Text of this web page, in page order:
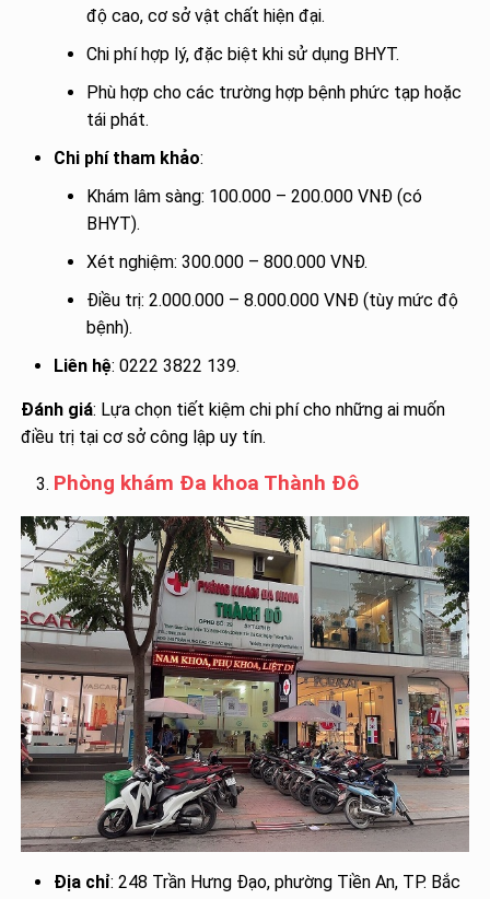
độ cao, cơ sở vật chất hiện đại.
Chi phí hợp lý, đặc biệt khi sử dụng BHYT.
Phù hợp cho các trường hợp bệnh phức tạp hoặc
tái phát.
Chi phí tham khảo:
Khám lâm sàng: 100.000 – 200.000 VNĐ (có
BHYT).
Xét nghiệm: 300.000 – 800.000 VNĐ.
Điều trị: 2.000.000 – 8.000.000 VNĐ (tùy mức độ
bệnh).
Liên hệ: 0222 3822 139.
Đánh giá: Lựa chọn tiết kiệm chi phí cho những ai muốn
điều trị tại cơ sở công lập uy tín.
Phòng khám Đa khoa Thành Đô
Địa chỉ: 248 Trần Hưng Đạo, phường Tiền An, TP. Bắc